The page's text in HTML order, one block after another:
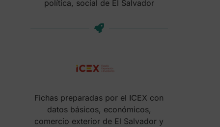
política, social de El Salvador
Fichas preparadas por el ICEX con
datos básicos, económicos,
comercio exterior de El Salvador y